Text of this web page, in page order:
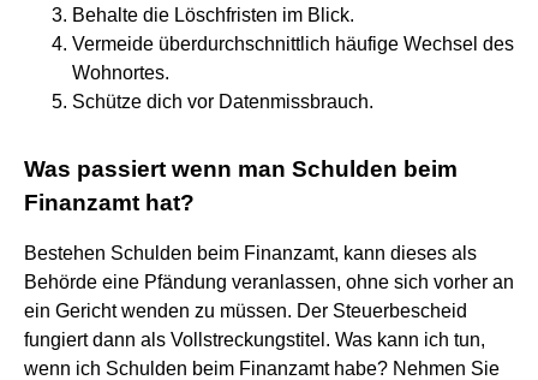
Behalte die Löschfristen im Blick.
Vermeide überdurchschnittlich häufige Wechsel des
Wohnortes.
Schütze dich vor Datenmissbrauch.
Was passiert wenn man Schulden beim
Finanzamt hat?
Bestehen Schulden beim Finanzamt, kann dieses als
Behörde eine Pfändung veranlassen, ohne sich vorher an
ein Gericht wenden zu müssen. Der Steuerbescheid
fungiert dann als Vollstreckungstitel. Was kann ich tun,
wenn ich Schulden beim Finanzamt habe? Nehmen Sie